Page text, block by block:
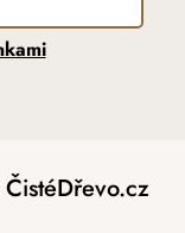
ČistéDřevo.cz